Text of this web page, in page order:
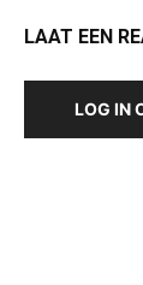
LAAT EEN
LOG IN